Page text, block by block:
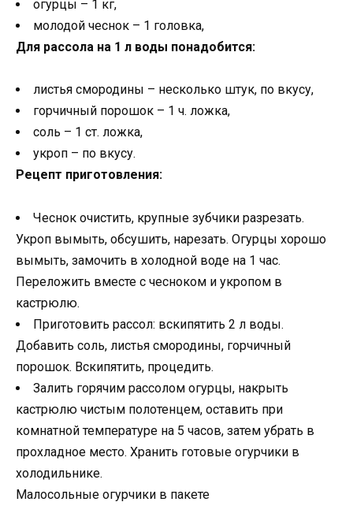
огурцы – 1 кг,
молодой чеснок – 1 головка,
Для рассола на 1 л воды понадобится:
листья смородины – несколько штук, по вкусу,
горчичный порошок – 1 ч. ложка,
соль – 1 ст. ложка,
укроп – по вкусу.
Рецепт приготовления:
Чеснок очистить, крупные зубчики разрезать.
Укроп вымыть, обсушить, нарезать. Огурцы хорошо
вымыть, замочить в холодной воде на 1 час.
Переложить вместе с чесноком и укропом в
кастрюлю.
Приготовить рассол: вскипятить 2 л воды.
Добавить соль, листья смородины, горчичный
порошок. Вскипятить, процедить.
Залить горячим рассолом огурцы, накрыть
кастрюлю чистым полотенцем, оставить при
комнатной температуре на 5 часов, затем убрать в
прохладное место. Хранить готовые огурчики в
холодильнике.
Малосольные огурчики в пакете